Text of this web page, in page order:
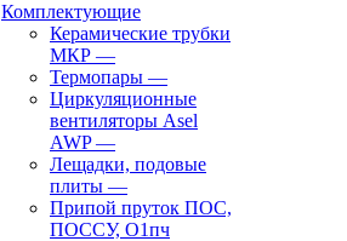
Комплектующие
Керамические трубки
МКР —
Термопары —
Циркуляционные
вентиляторы Asel
AWP—
Лещадки, подовые
плиты —
Припой пруток ПОС,
ПОССУ, О1пч